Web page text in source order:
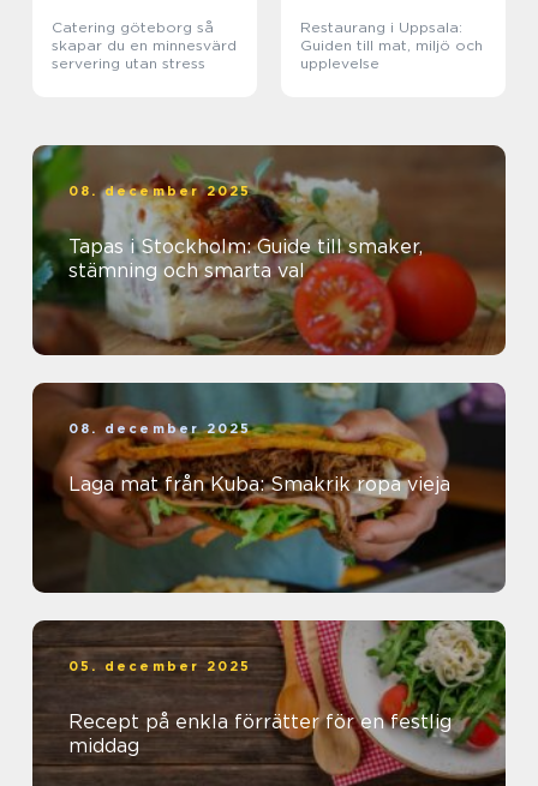
Catering göteborg så
skapar du en minnesvärd
servering utan stress
Restaurang i Uppsala:
Guiden till mat, miljö och
upplevelse
08. december 2025
Tapas i Stockholm: Guide till smaker,
stämning och smarta val
08. december 2025
Laga mat från Kuba: Smakrik ropa vieja
05. december 2025
Recept på enkla förrätter för en festlig
middag